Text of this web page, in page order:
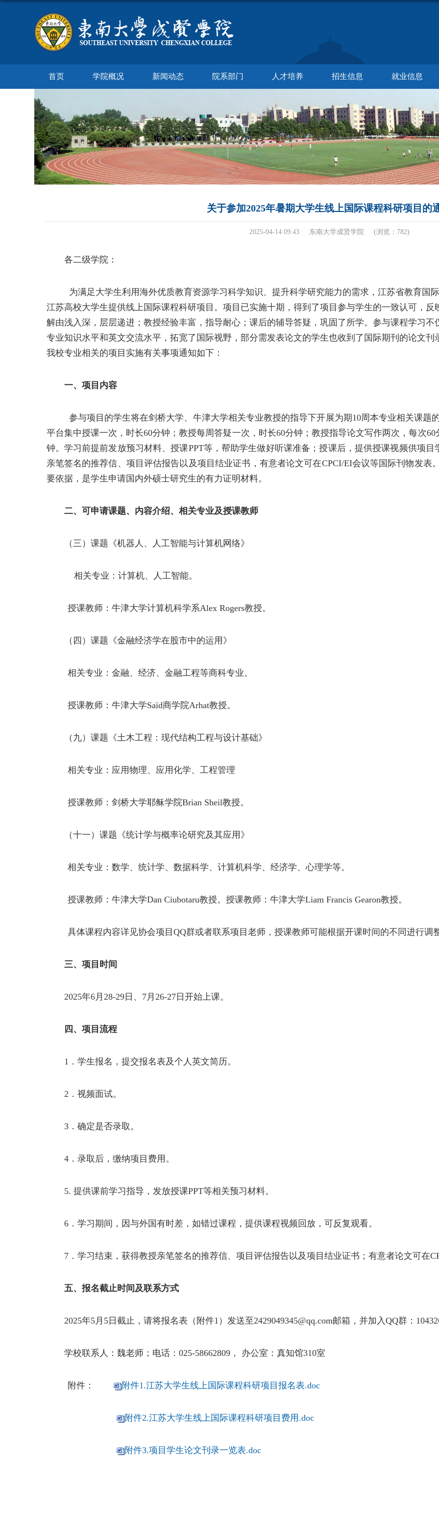
首页 学院概况 新闻动态 院系部门 人才培养 招生信息 就业信息
关于参加2025年暑期大学生线上国际课程科研项目的
2025-04-14 09:43 东南大学成贤学院 (浏览： 782)
各二级学院：
为满足大学生利用海外优质教育资源学习科学知识、提升科学研究能力的需求，江苏省教育国
江苏高校大学生提供线上国际课程科研项目。项目已实施十期，得到了项目参与学生的一致认可， 反
解由浅入深，层层递进；教授经验丰富，指导耐心；课后的辅导答疑，巩固了所学。参与课程学习
专业知识水平和英文交流水平，拓宽了国际视野，部分需发表论文的学生也收到了国际期刊的论文刊
我校专业相关的项目实施有关事项通知如下：
一、 项目 内容
参与项目的学生将在剑桥大学、牛津大学相关专业教授的指导下开展为期10周本专业相关课题
平台集中授课一次，时长60分钟；教授每周答疑一次，时长60分钟；教授指导论文写作两次，每次60
钟。 学习前提前发放预习材料、授课PPT等，帮助学生做好听课准备；授课后，提供授课视频供项
亲笔签名的推荐信、项目评估报告以及项目结业证书，有意者论文可在CPCI/EI会议等国际刊物发表
要依据，是学生申请国内外硕士研究生的有力证明材料。
二、 可申请课题、内容介绍、相关专业及授课教师
（三）课题《机器人、人工智能与计算机网络》
相关专业：计算机、人工智能。
授课教师：牛津大学计算机科学系Alex Rogers教授。
（四）课题《金融经济学在股市中的运用》
相关专业：金融、经济、金融工程等商科专业。
授课教师：牛津大学Saïd商学院Arhat教授。
（九）课题《土木工程：现代结构工程与设计基础》
相关专业：应用物理、应用化学、工程管理
授课教师：剑桥大学耶稣学院Brian Sheil教授。
（十一）课题《统计学与概率论研究及其应用》
相关专业：数学、统计学、数据科学、计算机科学、经济学、心理学等。
授课教师：牛津大学DanCiubotaru教授。 授课教师：牛津大学Liam Francis Gearon教授。
具体课程内容详见协会项目 QQ群或者联系项目老师，授课教师可能根据开课时间的不同 进行调
三、项目时间
2025年6月 28-29日、 7月 26-27日开始上课。
四、 项目流程
1 ．学生报名，提交报名表及个人英文简历。
2 ．视频面试。
3．确定是否录取。
4．录取后，缴纳项目费用。
5. 提供课前学习指导，发放授课PPT等相关预习材料。
6．学习期间，因与外国有时差，如错过课程，提供课程视频回放，可反复观看。
7．学习结束，获得教授亲笔签名的推荐信、项目评估报告以及项目结业证书；有意者论文可在
五、报名截止时间及联系方式
2025年5月 5日截止，请将报名表（附件1 ）发送至2429049345@qq.com邮箱 ， 并加入QQ群：
学校联系人：魏老师；电话： 025-58662809， 办公室：真知馆310室
附件： 附件1.江苏大学生线上国际课程科研项目报名表.doc
附件2.江苏大学生线上国际课程科研项目费用.doc
附件3.项目学生论文刊录一览表.doc